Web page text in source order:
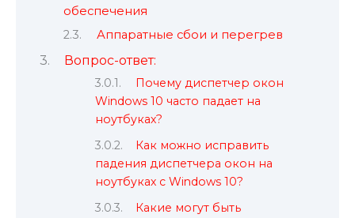
обеспечения
Аппаратные сбои и перегрев
Вопрос-ответ:
Почему диспетчер окон
Windows 10 часто падает на
ноутбуках?
Как можно исправить
падения диспетчера окон на
ноутбуках с Windows 10?
Какие могут быть